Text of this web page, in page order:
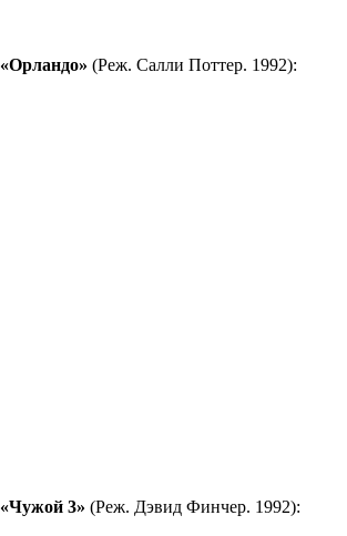
«Орландо» (Реж. Салли Поттер. 1992):
«Чужой 3» (Реж. Дэвид Финчер. 1992):